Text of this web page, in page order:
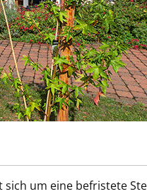
um eine befristete